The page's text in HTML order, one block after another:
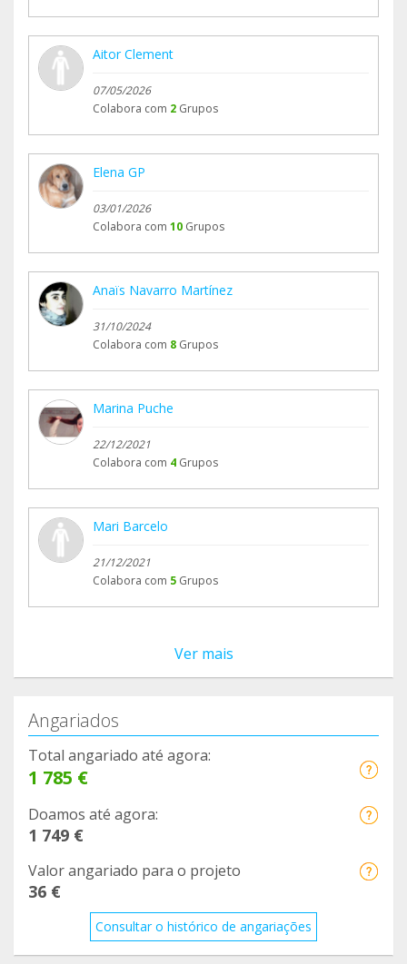
Aitor Clement
07/05/2026
Colabora com 2 Grupos
Elena GP
03/01/2026
Colabora com 10 Grupos
Anaïs Navarro Martínez
31/10/2024
Colabora com 8 Grupos
Marina Puche
22/12/2021
Colabora com 4 Grupos
Mari Barcelo
21/12/2021
Colabora com 5 Grupos
Ver mais
Angariados
Total angariado até agora:
1 785 €
Doamos até agora:
1 749 €
Valor angariado para o projeto
36 €
Consultar o histórico de angariações